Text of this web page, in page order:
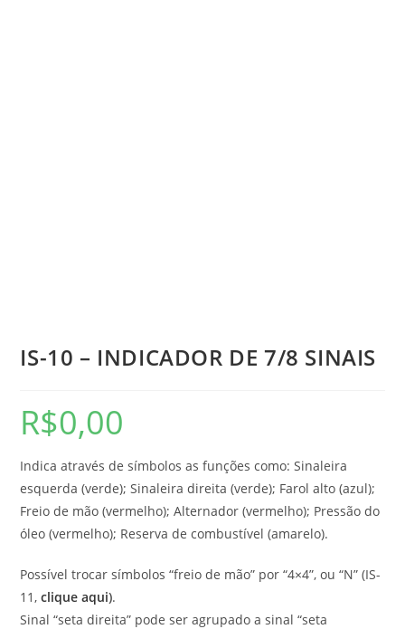
IS-10 – INDICADOR DE 7/8 SINAIS
R$0,00
Indica através de símbolos as funções como: Sinaleira
esquerda (verde); Sinaleira direita (verde); Farol alto (azul);
Freio de mão (vermelho); Alternador (vermelho); Pressão do
óleo (vermelho); Reserva de combustível (amarelo).
Possível trocar símbolos “freio de mão” por “4×4”, ou “N” (IS-
11, clique aqui).
Sinal “seta direita” pode ser agrupado a sinal “seta